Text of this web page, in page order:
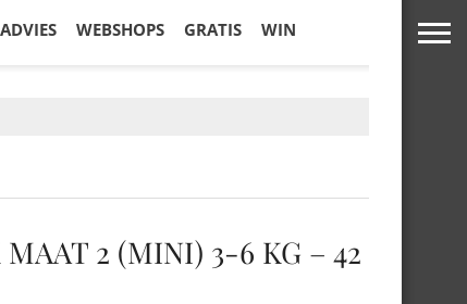
ADVIES WEBSHOPS GRATIS WIN
2 (MINI) 3-6 KG – 42